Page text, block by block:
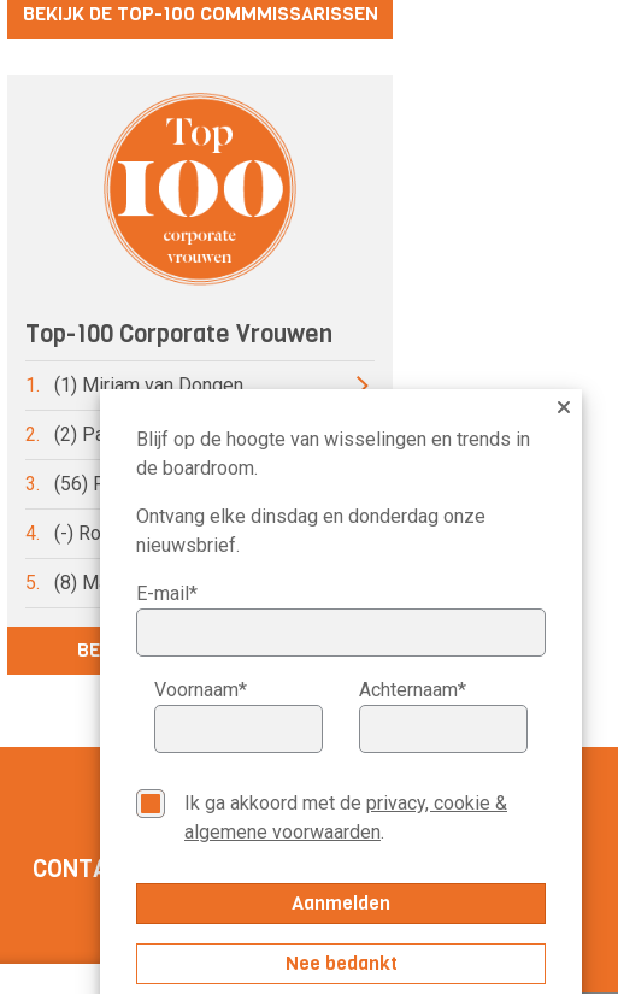
BEKIJK DE TOP-100 COMMMISSARISSEN
Top-100 Corporate Vrouwen
1. (1) Miriam van Dongen
2. (2) Pauline van der Meer Mohr
3. (56) Petri Hofsté
4. (-) Roelien Ritsema van Eck
5. (8) Marike Bonhof
BEKIJK DE VOLLEDIGE LIJST
Blijf op de hoogte van wisselingen en trends in
de boardroom.
Ontvang elke dinsdag en donderdag onze
nieuwsbrief.
E-mail*
Voornaam* Achternaam*
Ik ga akkoord met de privacy, cookie &
algemene voorwaarden.
Nee bedankt
CONTACT MANAGEMENT SCOPE
020-3113799